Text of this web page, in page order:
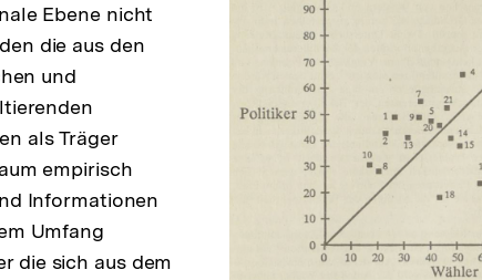
Ebene nicht
die aus den
und
als Träger
empirisch
Informationen
Umfang
die sich aus dem